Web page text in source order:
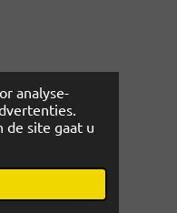
analyse-
de site gaat u